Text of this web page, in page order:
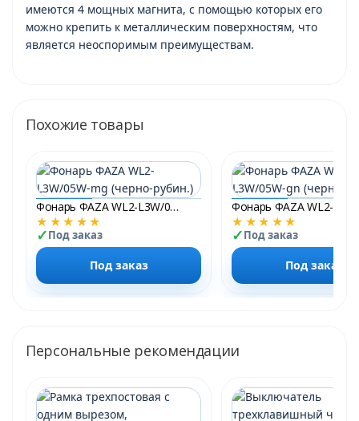
имеются 4 мощных магнита, с помощью которых его
можно крепить к металлическим поверхностям, что
является неоспоримым преимуществам.
Похожие товары
Фонарь ФАZА WL2-L3W/05W-mg (черно-рубин.)
★★★★★
Под заказ
Под заказ
★★★★★
Под заказ
Под заказ
Персональные рекомендации